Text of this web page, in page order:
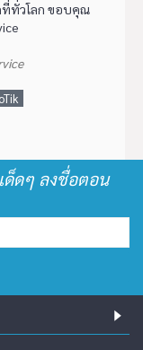
ที่ทั่วโลก ขอบคุณ
ด็ดๆ ลงชื่อตอน